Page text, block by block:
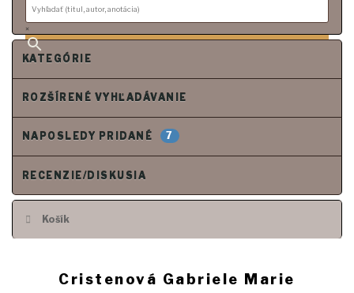
×
KATEGÓRIE
ROZŠÍRENÉ VYHĽADÁVANIE
NAPOSLEDY PRIDANÉ 7
RECENZIE/DISKUSIA
Košík
Cristenová Gabriele Marie